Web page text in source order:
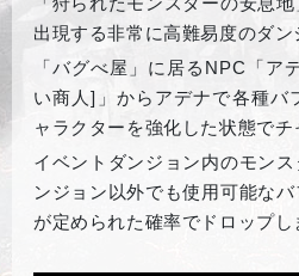
出現する非常に高難易度のダン
「バグべ屋」に居るNPC「ア
い商人]」からアデナで各種バ
ャラクターを強化した状態でチ
イベントダンジョン内のモン
ンジョン以外でも使用可能な
が定められた確率でドロップし